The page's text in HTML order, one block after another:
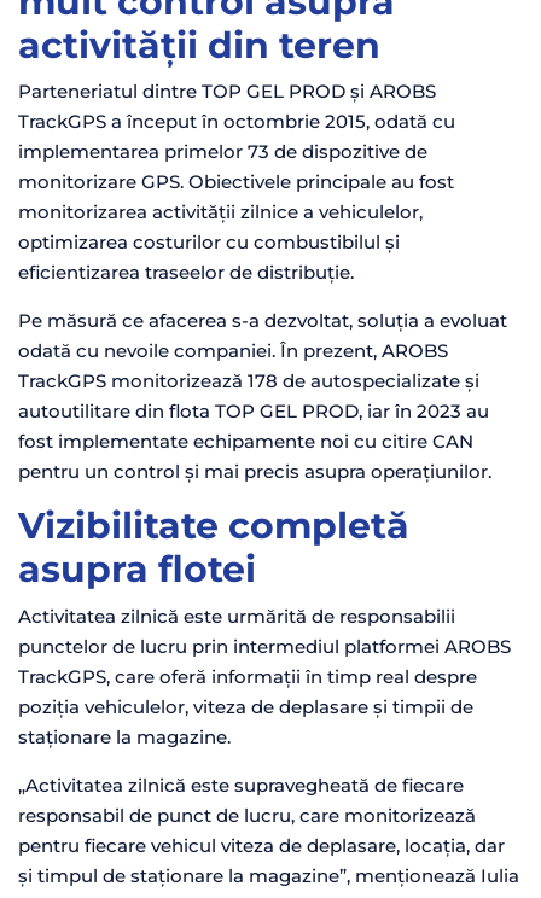
activității din teren
Parteneriatul dintre TOP GEL PROD și AROBS
TrackGPS a început în octombrie 2015, odată cu
implementarea primelor 73 de dispozitive de
monitorizare GPS. Obiectivele principale au fost
monitorizarea activității zilnice a vehiculelor,
optimizarea costurilor cu combustibilul și
eficientizarea traseelor de distribuție.
Pe măsură ce afacerea s-a dezvoltat, soluția a evoluat
odată cu nevoile companiei. În prezent, AROBS
TrackGPS monitorizează 178 de autospecializate și
autoutilitare din flota TOP GEL PROD, iar în 2023 au
fost implementate echipamente noi cu citire CAN
pentru un control și mai precis asupra operațiunilor.
Vizibilitate completă
asupra flotei
Activitatea zilnică este urmărită de responsabilii
punctelor de lucru prin intermediul platformei AROBS
TrackGPS, care oferă informații în timp real despre
poziția vehiculelor, viteza de deplasare și timpii de
staționare la magazine.
„Activitatea zilnică este supravegheată de fiecare
responsabil de punct de lucru, care monitorizează
pentru fiecare vehicul viteza de deplasare, locația, dar
și timpul de staționare la magazine”, menționează Iulia